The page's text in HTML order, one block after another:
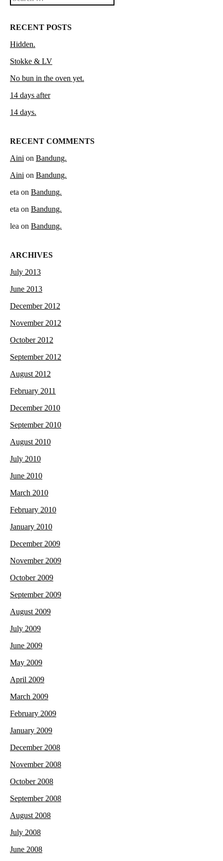
RECENT POSTS
Hidden.
Stokke & LV
No bun in the oven yet.
14 days after
14 days.
RECENT COMMENTS
Aini on Bandung.
Aini on Bandung.
eta on Bandung.
eta on Bandung.
lea on Bandung.
ARCHIVES
July 2013
June 2013
December 2012
November 2012
October 2012
September 2012
August 2012
February 2011
December 2010
September 2010
August 2010
July 2010
June 2010
March 2010
February 2010
January 2010
December 2009
November 2009
October 2009
September 2009
August 2009
July 2009
June 2009
May 2009
April 2009
March 2009
February 2009
January 2009
December 2008
November 2008
October 2008
September 2008
August 2008
July 2008
June 2008